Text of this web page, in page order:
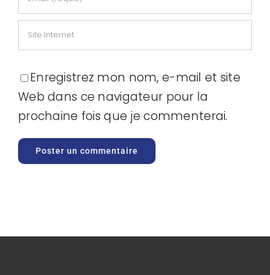
Enregistrez mon nom, e-mail et site
Web dans ce navigateur pour la
prochaine fois que je commenterai.